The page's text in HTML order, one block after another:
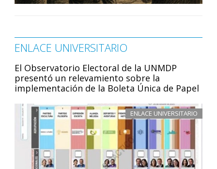
ENLACE UNIVERSITARIO
El Observatorio Electoral de la UNMDP
presentó un relevamiento sobre la
implementación de la Boleta Única de Papel
ENLACE UNIVERSITARIO